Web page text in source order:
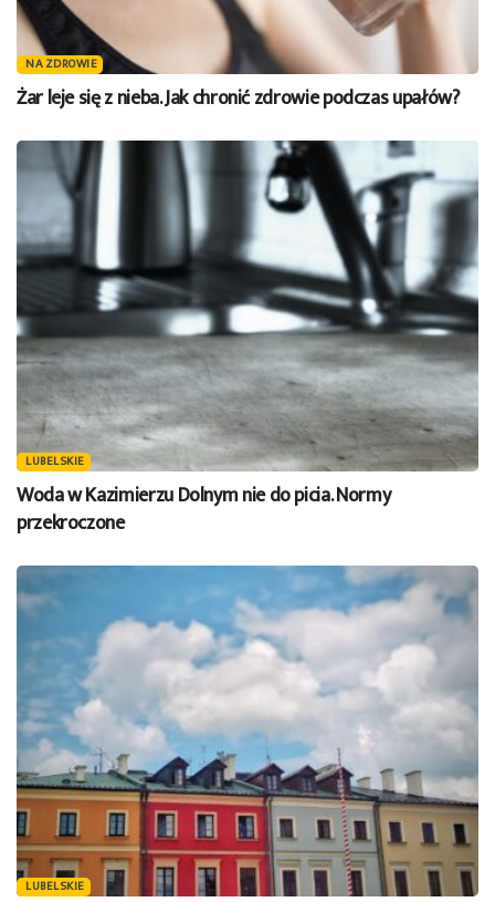
NA ZDROWIE
Żar leje się z nieba. Jak chronić zdrowie podczas upałów?
LUBELSKIE
Woda w Kazimierzu Dolnym nie do picia. Normy
przekroczone
LUBELSKIE